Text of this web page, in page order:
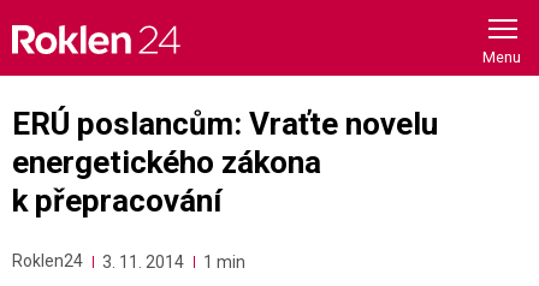
content
ERÚ poslancům: Vraťte novelu
energetického zákona
k přepracování
Roklen24 3. 11. 2014 1 min